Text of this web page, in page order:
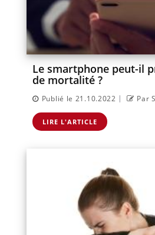
Le smartphone peut-il
de mortalité ?
Publié le 21.10.2022 | Par
LIRE L'ARTICLE